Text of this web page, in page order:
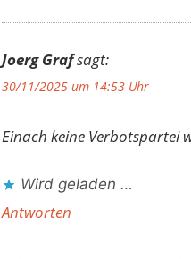
Joerg Grafsagt:
30/11/2025 um 14:53 Uhr
Einach keine Verbotspartei
Wird geladen …
Antworten